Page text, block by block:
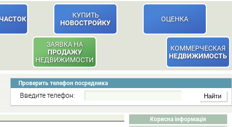
КУПИТЬ
НОВОСТРОЙКУ
ОЦЕНКА
ЗАЯВКА НА
ПРОДАЖУ
НЕДВИЖИМОСТИ
КОММЕРЧЕСКАЯ
НЕДВИЖИМОСТЬ
Проверить телефон посредника
Введите телефон:
Корисна інформація